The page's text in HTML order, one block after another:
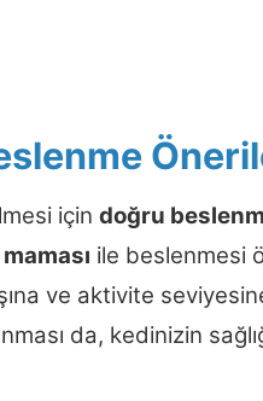
için doğru
ile beslenmesi
ve aktivite
da, kedinizin